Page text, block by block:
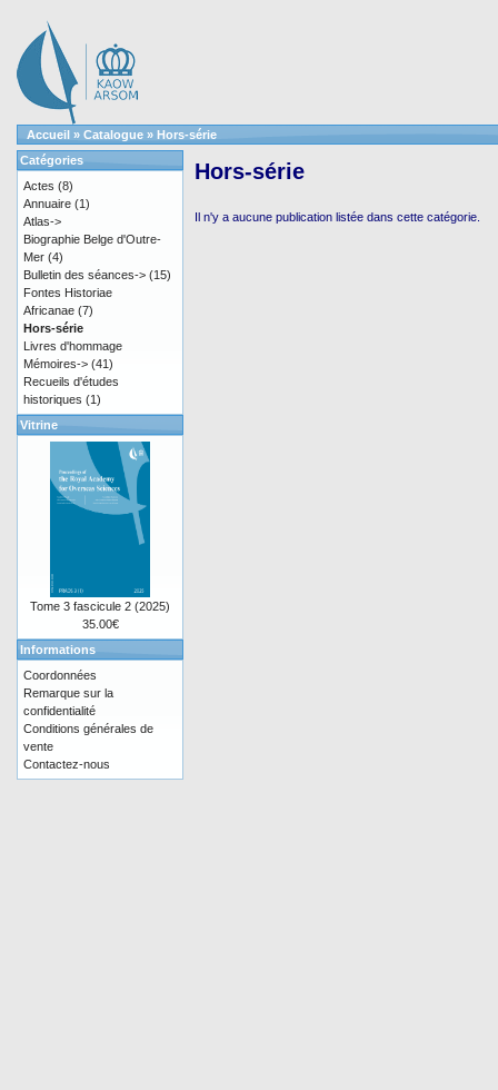
Accueil » Catalogue » Hors-série
Hors-série
Il n'y a aucune publication listée dans cette catégorie.
Catégories
Actes (8)
Annuaire (1)
Atlas->
Biographie Belge d'Outre-
Mer (4)
Bulletin des séances-> (15)
Fontes Historiae
Africanae (7)
Hors-série
Livres d'hommage
Mémoires-> (41)
Recueils d'études
historiques (1)
Vitrine
Tome 3 fascicule 2 (2025)
35.00€
Informations
Coordonnées
Remarque sur la
confidentialité
Conditions générales de
vente
Contactez-nous